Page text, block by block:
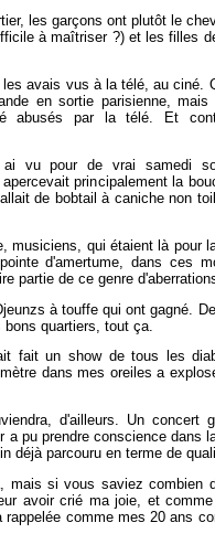
les garçons ont plutôt le
à maîtriser ?) et les filles
avais vus à la télé, au ciné.
en sortie parisienne,
abusés par la télé. Et
vu pour de vrai samedi
principalement la
de bobtail à caniche non
musiciens, qui étaient là pour
d'amertume, dans ces
partie de ce genre
à touffe qui ont gagné.
quartiers, tout ça.
fait un show de tous les
dans mes oreiles a
d'ailleurs. Un concert
a pu prendre conscience dans
déjà parcouru en terme de
mais si vous saviez combien
avoir crié ma joie, et
rappelée comme mes 20 ans